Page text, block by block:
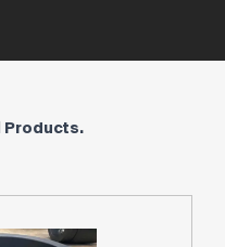
Products.